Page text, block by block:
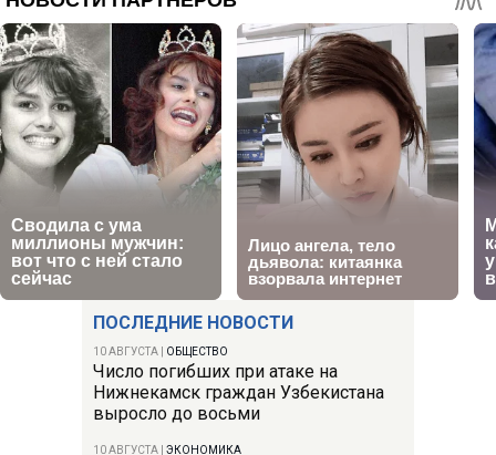
ПОСЛЕДНИЕ НОВОСТИ
10 АВГУСТА ОБЩЕСТВО
Число погибших при атаке на
Нижнекамск граждан Узбекистана
выросло до восьми
10 АВГУСТА ЭКОНОМИКА